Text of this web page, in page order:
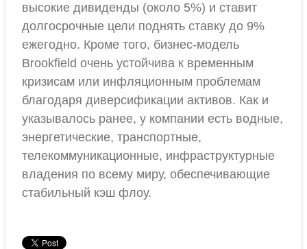
высокие дивиденды (около 5%) и ставит
долгосрочные цели поднять ставку до 9%
ежегодно. Кроме того, бизнес-модель
Brookfield очень устойчива к временным
кризисам или инфляционным проблемам
благодаря диверсификации активов. Как и
указывалось ранее, у компании есть водные,
энергетические, транспортные,
телекоммуникационные, инфраструктурные
владения по всему миру, обеспечивающие
стабильный кэш флоу.